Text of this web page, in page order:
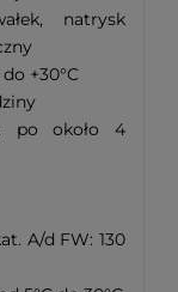
natrysk
+30°C
po około 4
A/d FW: 130